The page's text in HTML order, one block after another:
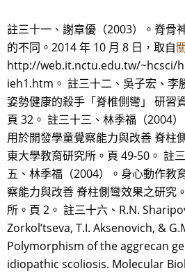
註三十一、謝章優（2003）。脊骨
的不同。2014 年 10 月 8 日，取自
http://web.it.nctu.edu.tw/~hcsci/
ieh1.htm。 註三十二、吳子宏、李
姿勢健康的殺手「脊椎側彎」 研習
頁 32。 註三十三、林季福（2004
用於開發學童覺察能力與改善 脊柱
東大學教育研究所。頁 49-50。 註
五、林季福（2004）。身心動作教
察能力與改善 脊柱側彎效果之研究
所。頁 2。 註三十六、R.N.
Zorkol’tseva, T.I. Aksenovich, &
Polymorphism of the aggrecan
idiopathic scoliosis. Molecular